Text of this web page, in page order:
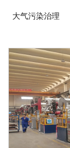
大气污染治理